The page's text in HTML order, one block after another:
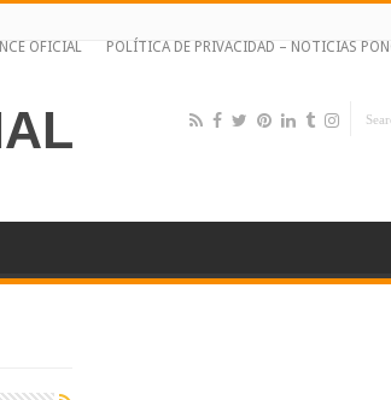
OFICIAL POLÍTICA DE PRIVACIDAD – NOTICIAS